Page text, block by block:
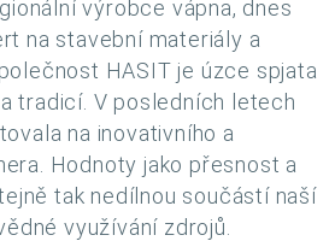
výrobce vápna, dnes
na stavební materiály a
HASIT je úzce spjata
tradicí. V posledních letech
na inovativního a
Hodnoty jako přesnost a
tak nedílnou součástí naší
využívání zdrojů.